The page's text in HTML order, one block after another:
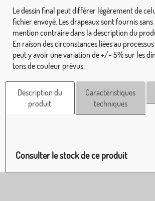
Le dessin final peut différer légèrement de
fichier envoyé. Les drapeaux sont fournis
mention contraire dans la description du
En raison des circonstances liées au
peut y avoir une variation de +/- 5% sur les
tons de couleur prévus.
Description du
produit
Caractéristiques
techniques
Consulter le stock de ce produit